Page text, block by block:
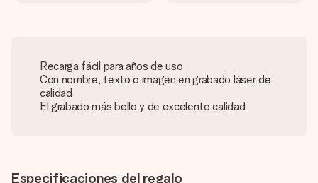
Recarga fácil para años de uso
Con nombre, texto o imagen en grabado láser de
calidad
El grabado más bello y de excelente calidad
Especificaciones del regalo